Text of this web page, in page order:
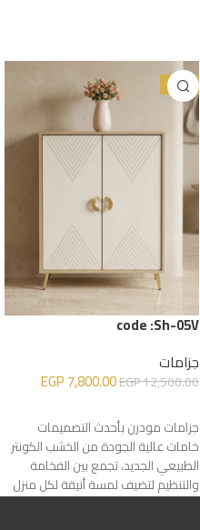
-38%
code :Sh-05V
جزامات
EGP12,500.00
EGP7,800.00
جزامات مودرن بأحدث التصميمات
خامات عالية الجودة من الخشب الكونتر
الطبيعي الجديد، تجمع بين الفخامة
والتنظيم لتضيف لمسة أنيقة لكل منزل